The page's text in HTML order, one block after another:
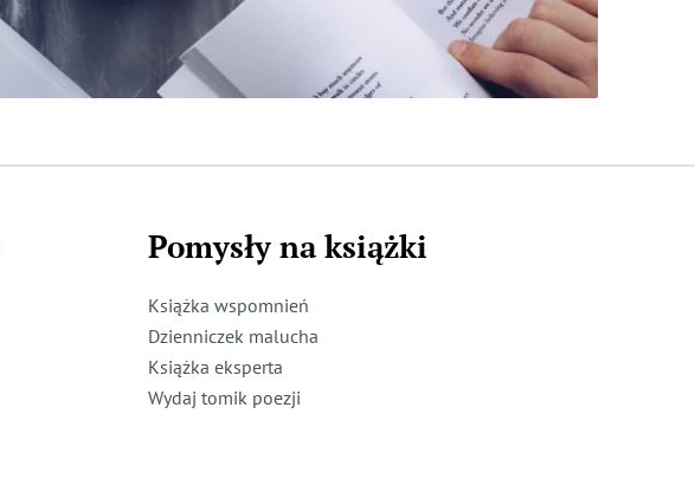
Pomysły na książki
Książka wspomnień
Dzienniczek malucha
Książka eksperta
Wydaj tomik poezji